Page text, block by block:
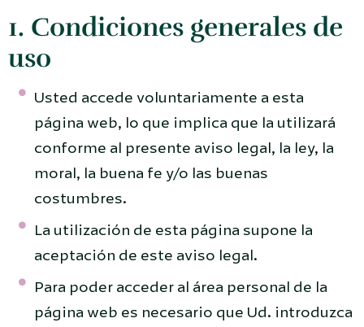
1. Condiciones generales de
uso
Usted accede voluntariamente a esta
página web, lo que implica que la utilizará
conforme al presente aviso legal, la ley, la
moral, la buena fe y/o las buenas
costumbres.
La utilización de esta página supone la
aceptación de este aviso legal.
Para poder acceder al área personal de la
página web es necesario que Ud. introduzca